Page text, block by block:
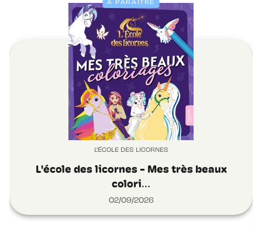
À PARAÎTRE
L'ÉCOLE DES LICORNES
L'école des licornes - Mes très beaux
colori…
02/09/2026